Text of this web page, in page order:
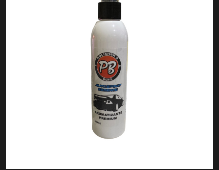
ACCESORIOS MOTO
accesorios para celulares
Accesorios y herramientas
Audio
Barras
Detailing
Electrónica